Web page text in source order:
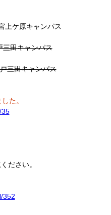
上ケ原キャンパス
三田キャンパス
三田キャンパス
た。
35
ださい。
352